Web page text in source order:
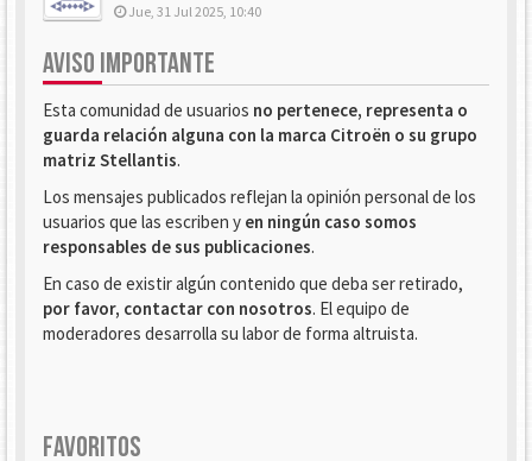
Jue, 31 Jul 2025, 10:40
AVISO IMPORTANTE
Esta comunidad de usuarios no pertenece, representa o
guarda relación alguna con la marca Citroën o su grupo
matriz Stellantis.
Los mensajes publicados reflejan la opinión personal de los
usuarios que las escriben y en ningún caso somos
responsables de sus publicaciones.
En caso de existir algún contenido que deba ser retirado,
por favor, contactar con nosotros. El equipo de
moderadores desarrolla su labor de forma altruista.
FAVORITOS